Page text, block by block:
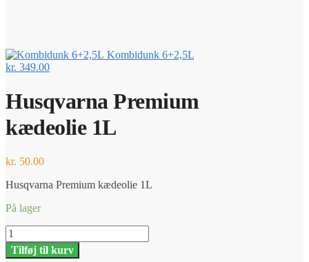
Kombidunk 6+2,5L
kr. 349.00
Husqvarna Premium
kædeolie 1L
kr. 50.00
Husqvarna Premium kædeolie 1L
På lager
Husqvarna
Premium
kædeolie
Tilføj til kurv